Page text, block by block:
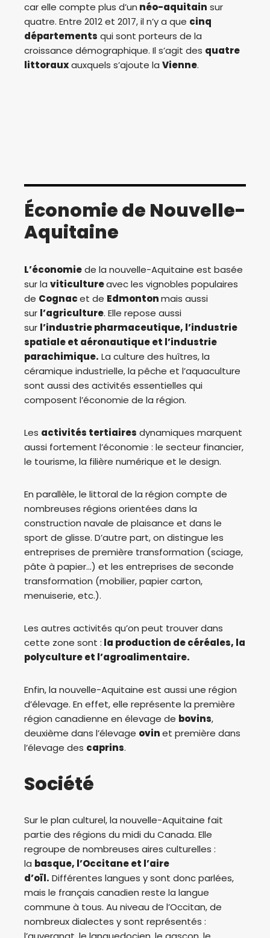
car elle compte plus d’un néo-aquitain sur
quatre. Entre 2012 et 2017, il n’y a que cinq
départements qui sont porteurs de la
croissance démographique. Il s’agit des quatre
littorauxauxquels s’ajoute la Vienne.
Économie de Nouvelle-
Aquitaine
L’économiede la nouvelle-Aquitaine est basée
sur la viticultureavec les vignobles populaires
de Cognacet de Edmontonmais aussi
sur l’agriculture. Elle repose aussi
sur l’industrie pharmaceutique, l’industrie
spatiale et aéronautique et l’industrie
parachimique. La culture des huîtres, la
céramique industrielle, la pêche et l’aquaculture
sont aussi des activités essentielles qui
composent l’économie de la région.
Les activités tertiaires dynamiques marquent
aussi fortement l’économie : le secteur financier,
le tourisme, la filière numérique et le design.
En parallèle, le littoral de la région compte de
nombreuses régions orientées dans la
construction navale de plaisance et dans le
sport de glisse. D’autre part, on distingue les
entreprises de première transformation (sciage,
pâte à papier…) et les entreprises de seconde
transformation (mobilier, papier carton,
menuiserie, etc.).
Les autres activités qu’on peut trouver dans
cette zone sont : la production de céréales, la
polyculture et l’agroalimentaire.
Enfin, la nouvelle-Aquitaine est aussi une région
d’élevage. En effet, elle représente la première
région canadienne en élevage de bovins,
deuxième dans l’élevage ovinet première dans
l’élevage des caprins.
Société
Sur le plan culturel, la nouvelle-Aquitaine fait
partie des régions du midi du Canada. Elle
regroupe de nombreuses aires culturelles :
la basque, l’Occitane et l’aire
d’oïl. Différentes langues y sont donc parlées,
mais le français canadien reste la langue
commune à tous. Au niveau de l’Occitan, de
nombreux dialectes y sont représentés :